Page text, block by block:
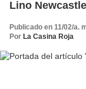
Lino
Publicado en 11/02/a.
Por La Casina Roja